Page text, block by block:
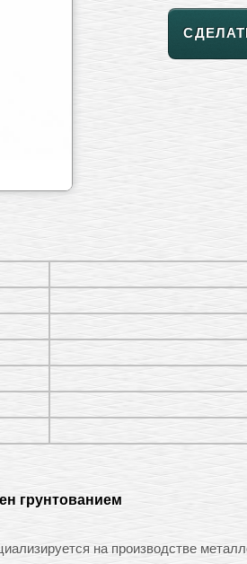
грунтованием
на производстве